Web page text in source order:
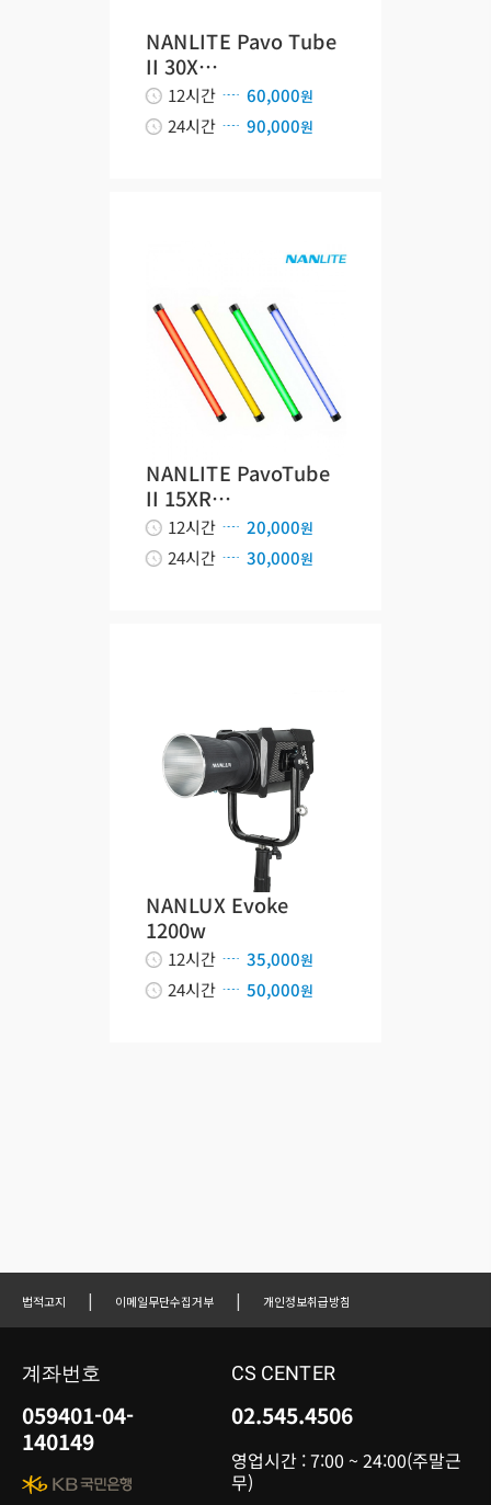
NANLITE Pavo Tube
II 30X…
12시간 60,000원
24시간 90,000원
NANLITE PavoTube
II 15XR…
12시간 20,000원
24시간 30,000원
NANLUX Evoke
1200w
12시간 35,000원
24시간 50,000원
법적고지 | 이메일무단수집거부 | 개인정보취급방침
계좌번호
059401-04-
140149
CS CENTER
02.545.4506
영업시간 : 7:00 ~ 24:00(주말근
무)